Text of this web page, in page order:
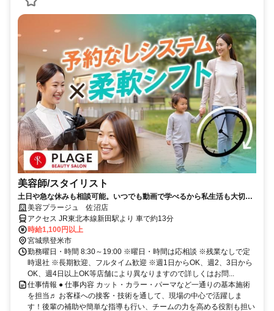
美容師/スタイリスト
土日や急な休みも相談可能。いつでも動画で学べるから私生活も大切
に。美容師をもう一度。
美容プラージュ 佐沼店
アクセス JR東北本線新田駅より 車で約13分
時給1,100円以上
宮城県登米市
勤務曜日・時間 8:30～19:00 ※曜日・時間は応相談 ※残業なしで定
時退社 ※長期歓迎、フルタイム歓迎 ※週1日からOK、週2、3日から
OK、週4日以上OK等店舗により異なりますので詳しくはお問...
仕事情報 ● 仕事内容 カット・カラー・パーマなど一通りの基本施術
を担当♬ お客様への接客・技術を通して、現場の中心で活躍しま
す！後輩の補助や簡単な指導も行い、チームの力を高める役割も担い